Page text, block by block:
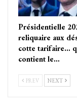
Présidentielle
reliquaire aux
cotte tarifaire…
contient le…
PREV NEXT